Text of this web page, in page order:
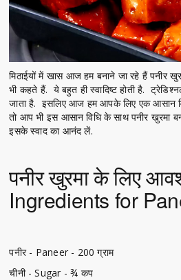
मिठाईयों में खास आज हम बनाने जा रहे हैं पनीर
भी कहते हैं. ये बहुत ही स्वादिष्ट होती है.
जाता है. इसलिए आज हम आपके लिए एक आसान
तो आप भी इस आसान विधि के साथ पनीर खुरमा
इसके स्वाद का आनंद लें.
पनीर खुरमा के लिए
Ingredients for
पनीर - Paneer - 200 ग्राम
चीनी - Sugar - ¾ कप